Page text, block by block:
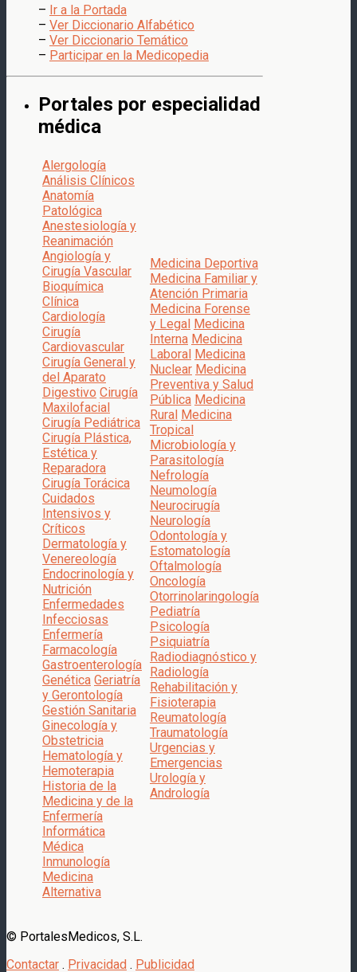
– Ir a la Portada
– Ver Diccionario Alfabético
– Ver Diccionario Temático
– Participar en la Medicopedia
Portales por especialidad
médica
Alergología
Análisis Clínicos
Anatomía
Patológica
Anestesiología y
Reanimación
Angiología y
Cirugía Vascular
Bioquímica
Clínica
Cardiología
Cirugía
Cardiovascular
Cirugía General y
del Aparato
Digestivo Cirugía
Maxilofacial
Cirugía Pediátrica
Cirugía Plástica,
Estética y
Reparadora
Cirugía Torácica
Cuidados
Intensivos y
Críticos
Dermatología y
Venereología
Endocrinología y
Nutrición
Enfermedades
Infecciosas
Enfermería
Farmacología
Gastroenterología
Genética Geriatría
y Gerontología
Gestión Sanitaria
Ginecología y
Obstetricia
Hematología y
Hemoterapia
Historia de la
Medicina y de la
Enfermería
Informática
Médica
Inmunología
Medicina
Alternativa
Medicina Deportiva
Medicina Familiar y
Atención Primaria
Medicina Forense
y Legal Medicina
Interna Medicina
Laboral Medicina
Nuclear Medicina
Preventiva y Salud
Pública Medicina
Rural Medicina
Tropical
Microbiología y
Parasitología
Nefrología
Neumología
Neurocirugía
Neurología
Odontología y
Estomatología
Oftalmología
Oncología
Otorrinolaringología
Pediatría
Psicología
Psiquiatría
Radiodiagnóstico y
Radiología
Rehabilitación y
Fisioterapia
Reumatología
Traumatología
Urgencias y
Emergencias
Urología y
Andrología
© PortalesMedicos, S.L.
Contactar . Privacidad . Publicidad